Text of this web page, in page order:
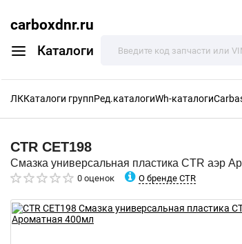
carboxdnr.ru
Каталоги
ЛККаталоги группРед.каталогиWh-каталоги
CTR CET198
Смазка универсальная пластика CTR аэр
0 оценок О бренде CTR